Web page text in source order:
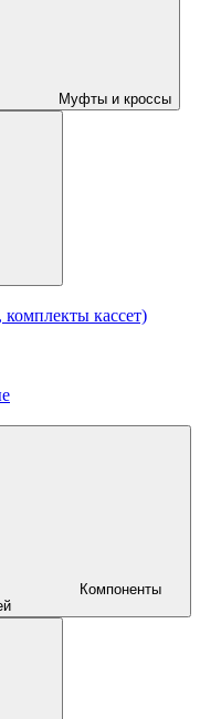
Муфты и кроссы
кассет)
Компоненты